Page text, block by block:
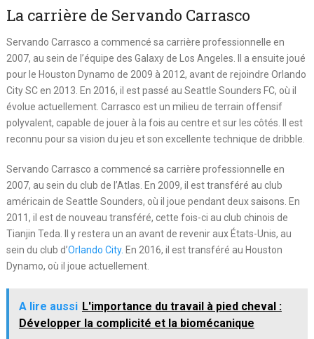
La carrière de Servando Carrasco
Servando Carrasco a commencé sa carrière professionnelle en
2007, au sein de l’équipe des Galaxy de Los Angeles. Il a ensuite joué
pour le Houston Dynamo de 2009 à 2012, avant de rejoindre Orlando
City SC en 2013. En 2016, il est passé au Seattle Sounders FC, où il
évolue actuellement. Carrasco est un milieu de terrain offensif
polyvalent, capable de jouer à la fois au centre et sur les côtés. Il est
reconnu pour sa vision du jeu et son excellente technique de dribble.
Servando Carrasco a commencé sa carrière professionnelle en
2007, au sein du club de l’Atlas. En 2009, il est transféré au club
américain de Seattle Sounders, où il joue pendant deux saisons. En
2011, il est de nouveau transféré, cette fois-ci au club chinois de
Tianjin Teda. Il y restera un an avant de revenir aux États-Unis, au
sein du club d’Orlando City. En 2016, il est transféré au Houston
Dynamo, où il joue actuellement.
A lire aussi L'importance du travail à pied cheval :
Développer la complicité et la biomécanique